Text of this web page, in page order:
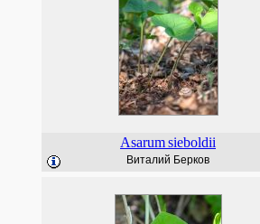
Asarumsieboldii
Виталий Берков